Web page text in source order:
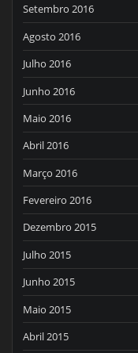
Setembro 2016
Agosto 2016
Julho 2016
Junho 2016
Maio 2016
Abril 2016
Março 2016
Fevereiro 2016
Dezembro 2015
Julho 2015
Junho 2015
Maio 2015
Abril 2015